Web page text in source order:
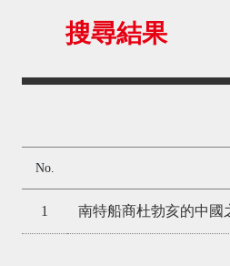
搜尋結果
No.
1 南特船商杜勃亥的中國